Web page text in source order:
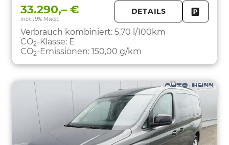
33.290,– €
incl. 19% MwSt.
DETAILS
Verbrauch kombiniert: 5,70 l/100km
CO2-Klasse: E
CO2-Emissionen: 150,00 g/km